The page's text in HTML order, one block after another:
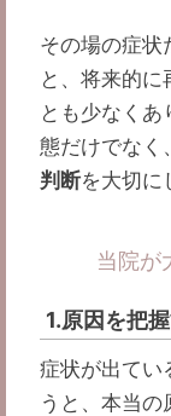
その場の症状
と、将来的に
とも少なく
態だけでなく
判断を大切に
当院が
1.原因を把
症状が出てい
うと、本当の